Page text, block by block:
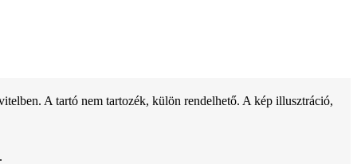
A tartó nem tartozék, külön rendelhető. A kép illusztráció,